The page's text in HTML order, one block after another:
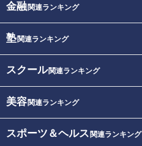
金融関連ランキング
塾関連ランキング
スクール関連ランキング
美容関連ランキング
スポーツ＆ヘルス 関連ランキング